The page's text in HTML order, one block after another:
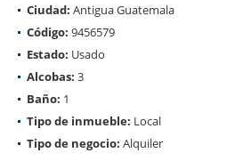
Ciudad: Antigua Guatemala
Código: 9456579
Estado: Usado
Alcobas: 3
Baño: 1
Tipo de inmueble: Local
Tipo de negocio: Alquiler